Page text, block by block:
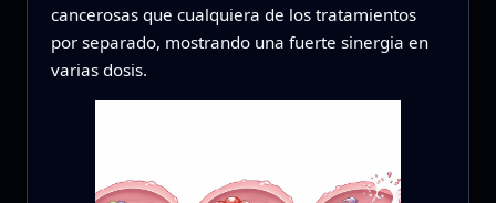
cancerosas que cualquiera de los tratamientos
por separado, mostrando una fuerte sinergia en
varias dosis.